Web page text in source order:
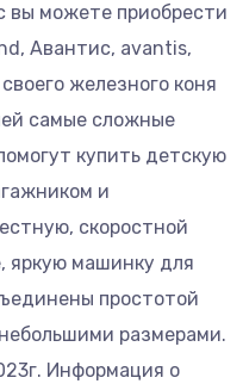
вы можете приобрести
Авантис, avantis,
железного коня
самые сложные
купить детскую
и
скоростной
яркую машинку для
простотой
размерами.
Информация о